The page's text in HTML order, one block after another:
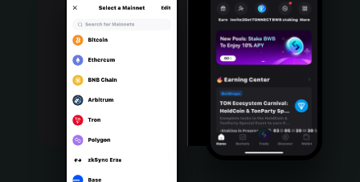
Português (Portugal)
Bahasa Indonesia